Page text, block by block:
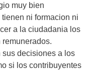
muy bien
ni formacion ni
a la ciudadania los
sus decisiones a los
si los contribuyentes